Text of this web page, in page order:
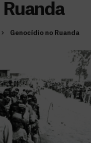
Genocídio no Ruanda